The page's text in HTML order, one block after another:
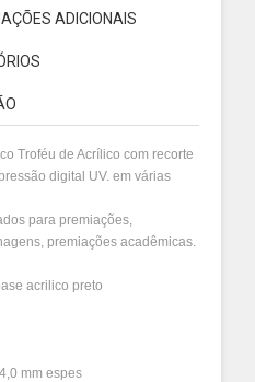
ADICIONAIS
Troféu de Acrílico com recorte
digital UV. em várias
para premiações,
premiações acadêmicas.
acrilico preto
mm espes